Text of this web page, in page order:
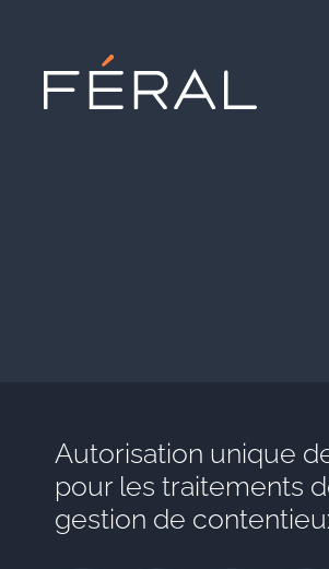
Autorisation unique
pour les traitements
gestion de